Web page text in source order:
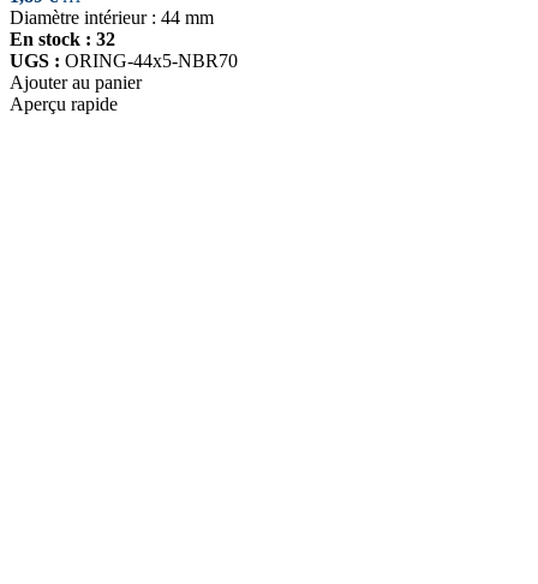
Diamètre intérieur : 44 mm
En stock : 32
UGS : ORING-44x5-NBR70
Ajouter au panier
Aperçu rapide